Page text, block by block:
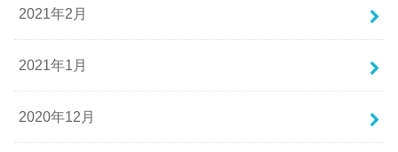
2021年2月
2021年1月
2020年12月